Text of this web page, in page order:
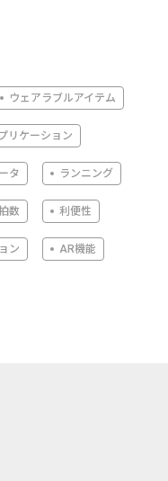
ウェアラブルアイテム
リケーション
タ ランニング
数 利便性
ン AR機能